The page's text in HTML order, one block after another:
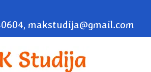
makstudija@gmail.com